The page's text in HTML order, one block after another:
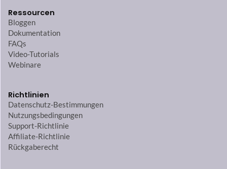
Ressourcen
Bloggen
Dokumentation
FAQs
Video-Tutorials
Webinare
Richtlinien
Datenschutz-Bestimmungen
Nutzungsbedingungen
Support-Richtlinie
Affiliate-Richtlinie
Rückgaberecht